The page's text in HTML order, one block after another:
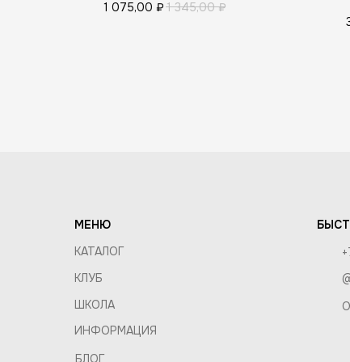
1 075,00 ₽ 1 345,00 ₽
МЕНЮ
КАТАЛОГ
КЛУБ
ШКОЛА
ИНФОРМАЦИЯ
БЛОГ